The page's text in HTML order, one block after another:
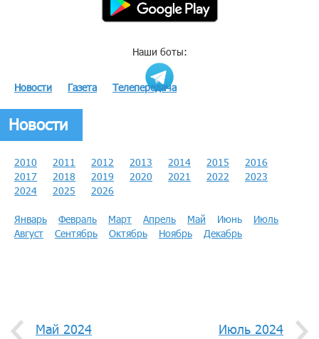
Наши боты:
Новости Газета Телепередача
Новости
2010 2011 2012 2013 2014 2015
2016
2017
2018 2019 2020 2021 2022
2023
2024
2025 2026
Январь Февраль Март Апрель Май Июнь
Июль
Август
Сентябрь Октябрь Ноябрь Декабрь
Май 2024 Июль 2024